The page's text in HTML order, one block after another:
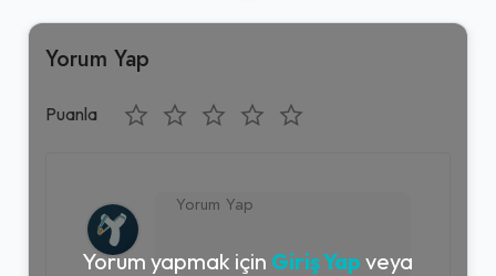
Yorum Yap
Puanla
Yorum yapmak için Giriş Yap veya